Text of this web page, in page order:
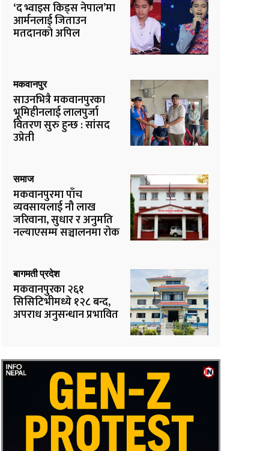
‘द भ्वाइस किड्स नेपाल’मा
आर्मनलाई जिताउन
मतदानको अपिल
मकवानपुर
साउनभित्रै मकवानपुरका
भूमिहीनलाई लालपुर्जा
वितरण सुरु हुन्छ : सांसद
उप्रेती
समाज
मकवानपुरमा पाँच
व्यवसायलाई नौ लाख
जरिवाना, सुधार र अनुमति
नल्याएसम्म सञ्चालनमा रोक
बागमती प्रदेश
मकवानपुरका २६१
सिसिटिभीमध्ये १२८ बन्द,
अपराध अनुसन्धान प्रभावित